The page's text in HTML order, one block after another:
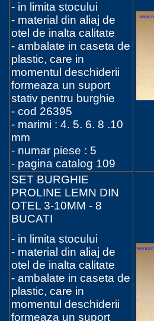
- in limita stocului
- material din aliaj de
otel de inalta calitate
- ambalate in caseta de
plastic, care in
momentul deschiderii
formeaza un suport
stativ pentru burghie
- cod 26395
- marimi : 4. 5. 6. 8 .10
mm
- numar piese : 5
- pagina catalog 109
SET BURGHIE
PROLINE LEMN DIN
OTEL 3-10MM - 8
BUCATI
- in limita stocului
- material din aliaj de
otel de inalta calitate
- ambalate in caseta de
plastic, care in
momentul deschiderii
formeaza un suport